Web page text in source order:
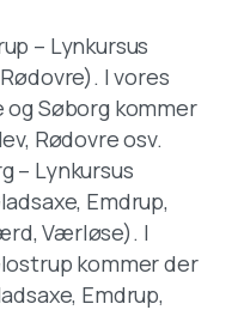
– Lynkursus
I vores
Søborg kommer
Rødovre osv.
– Lynkursus
Emdrup,
Værløse). I
kommer der
Emdrup,